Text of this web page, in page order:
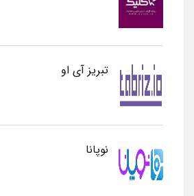
تبریز آی او
نوپانا